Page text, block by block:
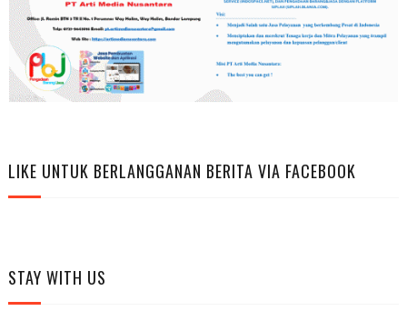
LIKE UNTUK BERLANGGANAN BERITA VIA FACEBOOK
STAY WITH US